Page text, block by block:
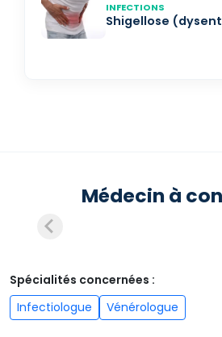
INFECTIONS
Shigellose
Médecin à
Spécialités concernées :
Infectiologue
Vénérologue